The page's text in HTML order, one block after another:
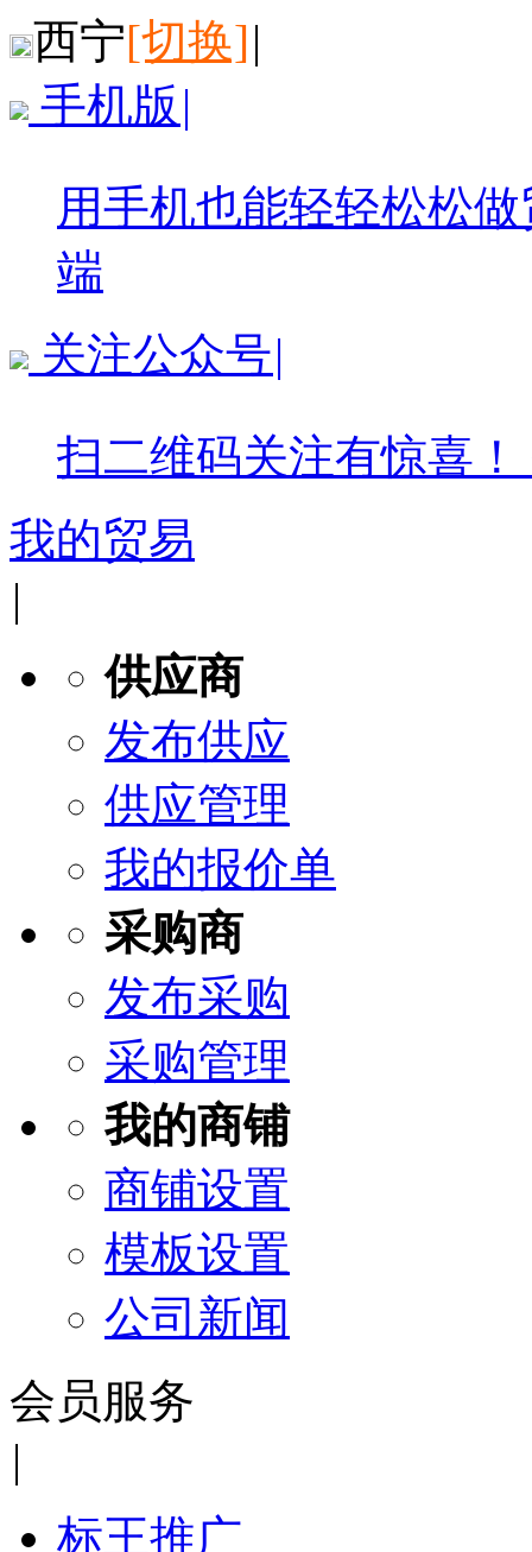
西宁[切换]|
手机版 |
用手机也能轻轻松松
端
关注公众号|
扫二维码关注有惊喜！
我的贸易
|
供应商
发布供应
供应管理
我的报价单
采购商
发布采购
采购管理
我的商铺
商铺设置
模板设置
公司新闻
会员服务
|
标王推广